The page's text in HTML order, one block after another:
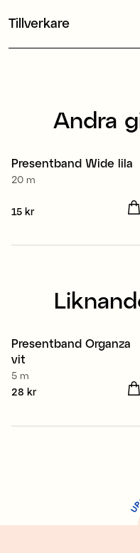
Tillverkare
Andra
Presentband Wide lila
20 m
Pris:
15 kr
Presentband Organza
vit
5 m
Pris:28 kr
28 kr
U